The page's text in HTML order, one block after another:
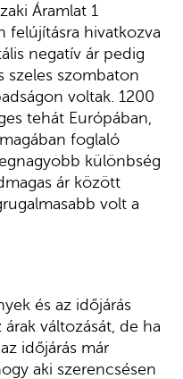
Áramlat 1
felújításra hivatkozva
negatív ár pedig
szeles szombaton
voltak. 1200
tehát Európában,
foglaló
különbség
ár között
volt a
és az időjárás
változását, de ha
időjárás már
aki szerencsésen